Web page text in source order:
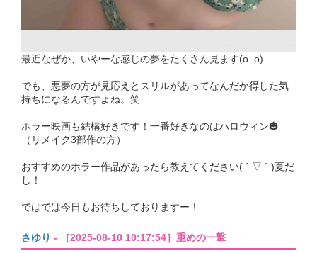
最近なぜか、いやーな感じの夢をたくさん見ます(o_o)
でも、悪夢の方が見応えとスリルがあってなんだか得した気
持ちになるんですよね。笑
ホラー映画も結構好きです！一番好きなのはハロウィン🎃
（リメイク3部作の方）
おすすめのホラー作品があったら教えてください( ´ ▽ ` )夏だ
し！
ではでは今日もお待ちしておりますー！
さゆり - ［2025-08-10 10:17:54］重めの一撃